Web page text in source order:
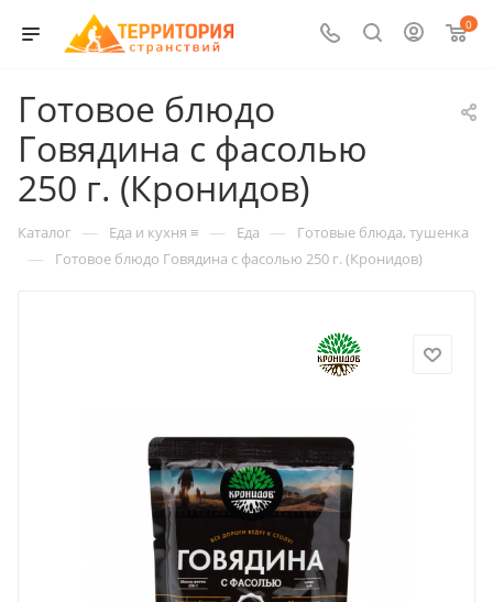
0
Готовое блюдо
Говядина с фасолью
250 г. (Кронидов)
Каталог — Еда и кухня ≡ — Еда — Готовые блюда, тушенка
— Готовое блюдо Говядина с фасолью 250 г. (Кронидов)